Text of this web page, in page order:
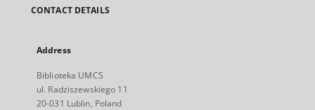
CONTACT DETAILS
Address
Biblioteka UMCS
ul. Radziszewskiego 11
20-031 Lublin, Poland